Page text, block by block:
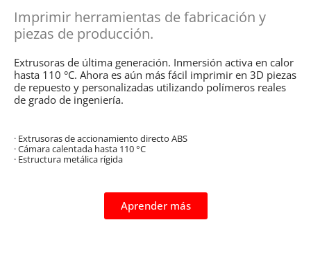
Imprimir herramientas de fabricación y
piezas de producción.
Extrusoras de última generación. Inmersión activa en calor
hasta 110 °C. Ahora es aún más fácil imprimir en 3D piezas
de repuesto y personalizadas utilizando polímeros reales
de grado de ingeniería.
· Extrusoras de accionamiento directo ABS
· Cámara calentada hasta 110 °C
· Estructura metálica rígida
Aprender más